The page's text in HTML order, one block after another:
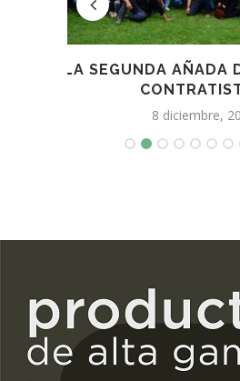
LA SEGUNDA AÑADA
8 diciembre,